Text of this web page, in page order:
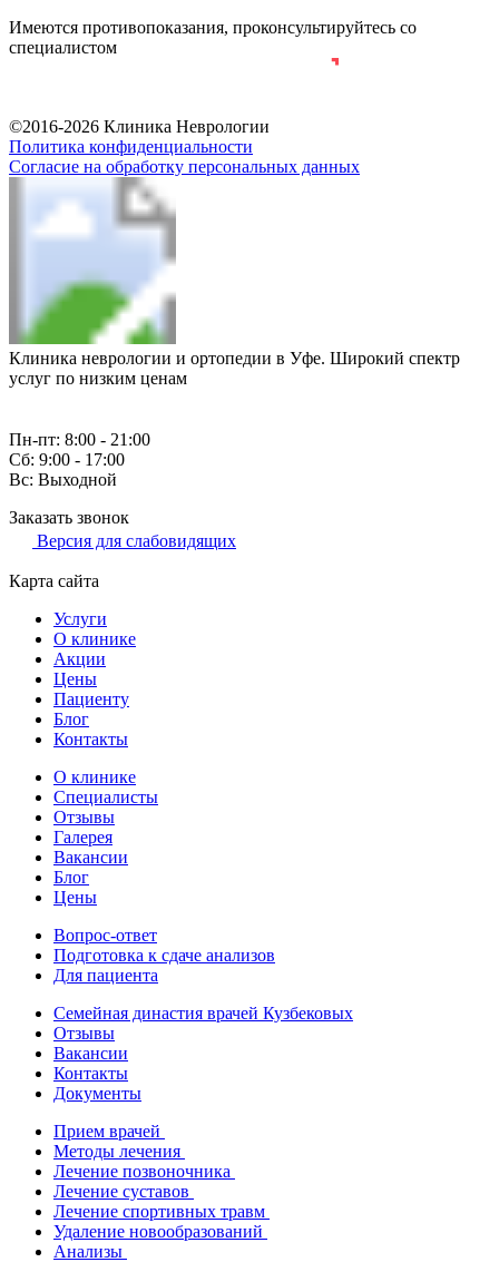
Имеются противопоказания, проконсультируйтесь со
специалистом
©2016-2026 Клиника Неврологии
Политика конфиденциальности
Согласие на обработку персональных данных
Клиника неврологии и ортопедии в Уфе. Широкий спектр
услуг по низким ценам
Пн-пт: 8:00 - 21:00
Сб: 9:00 - 17:00
Вс: Выходной
Заказать звонок
Версия для слабовидящих
Карта сайта
Услуги
О клинике
Акции
Цены
Пациенту
Блог
Контакты
О клинике
Специалисты
Отзывы
Галерея
Вакансии
Блог
Цены
Вопрос-ответ
Подготовка к сдаче анализов
Для пациента
Семейная династия врачей Кузбековых
Отзывы
Вакансии
Контакты
Документы
Прием врачей
Методы лечения
Лечение позвоночника
Лечение суставов
Лечение спортивных травм
Удаление новообразований
Анализы